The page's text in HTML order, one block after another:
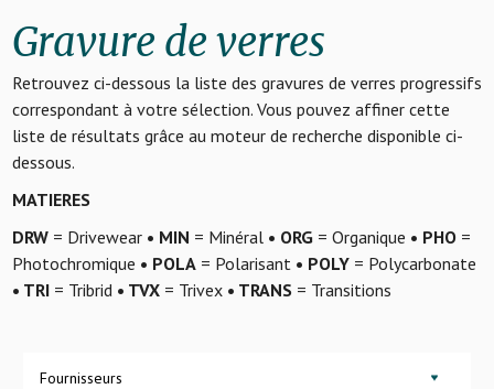
Gravure de verres
Retrouvez ci-dessous la liste des gravures de verres progressifs
correspondant à votre sélection. Vous pouvez affiner cette
liste de résultats grâce au moteur de recherche disponible ci-
dessous.
MATIERES
DRW= Drivewear • MIN = Minéral • ORG= Organique • PHO=
Photochromique • POLA= Polarisant • POLY= Polycarbonate
• TRI= Tribrid • TVX= Trivex • TRANS= Transitions
Fournisseurs